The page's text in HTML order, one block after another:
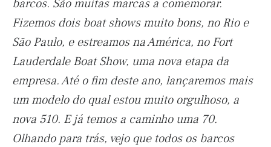
barcos. São muitas marcas a comemorar.
Fizemos dois boat shows muito bons, no Rio e
São Paulo, e estreamos na América, no Fort
Lauderdale Boat Show, uma nova etapa da
empresa. Até o fim deste ano, lançaremos mais
um modelo do qual estou muito orgulhoso, a
nova 510. E já temos a caminho uma 70.
Olhando para trás, vejo que todos os barcos